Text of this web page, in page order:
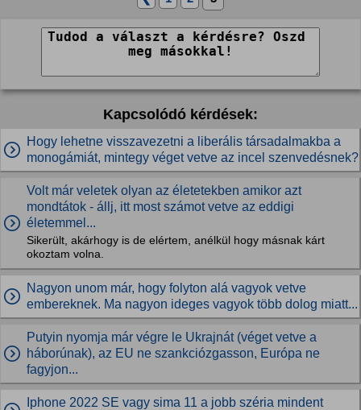
Kapcsolódó kérdések:
Hogy lehetne visszavezetni a liberális társadalmakba a
monogámiát, mintegy véget vetve az incel szenvedésnek?
Volt már veletek olyan az életetekben amikor azt
mondtátok - állj, itt most számot vetve az eddigi
életemmel...
Sikerült, akárhogy is de elértem, anélkül hogy másnak kárt
okoztam volna.
Nagyon unom már, hogy folyton alá vagyok vetve
embereknek. Ma nagyon ideges vagyok több dolog miatt...
Putyin nyomja már végre le Ukrajnát (véget vetve a
háborúnak), az EU ne szankciózgasson, Európa ne
fagyjon...
Iphone 2022 SE vagy sima 11 a jobb széria mindent